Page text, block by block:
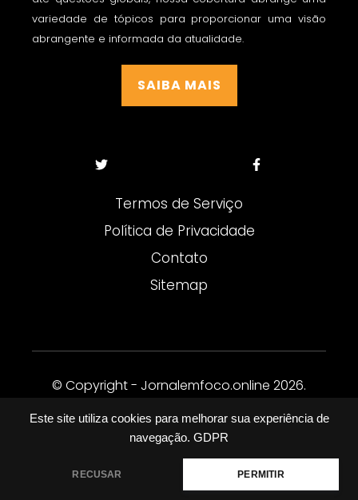
Este site utiliza cookies para melhorar sua experiência de
navegação. GDPR
RECUSAR PERMITIR
variedade de tópicos para proporcionar uma visão
abrangente e informada da atualidade.
SAIBA MAIS
Termos de Serviço
Política de Privacidade
Contato
Sitemap
© Copyright - Jornalemfoco.online 2026.